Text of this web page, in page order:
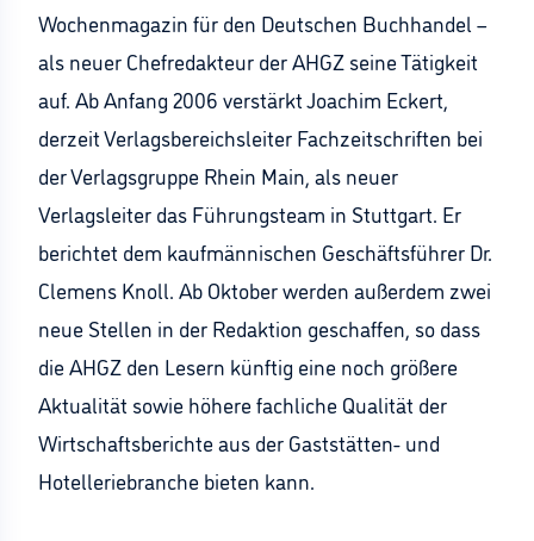
Wochenmagazin für den Deutschen Buchhandel –
als neuer Chefredakteur der AHGZ seine Tätigkeit
auf. Ab Anfang 2006 verstärkt Joachim Eckert,
derzeit Verlagsbereichsleiter Fachzeitschriften bei
der Verlagsgruppe Rhein Main, als neuer
Verlagsleiter das Führungsteam in Stuttgart. Er
berichtet dem kaufmännischen Geschäftsführer Dr.
Clemens Knoll. Ab Oktober werden außerdem zwei
neue Stellen in der Redaktion geschaffen, so dass
die AHGZ den Lesern künftig eine noch größere
Aktualität sowie höhere fachliche Qualität der
Wirtschaftsberichte aus der Gaststätten- und
Hotelleriebranche bieten kann.